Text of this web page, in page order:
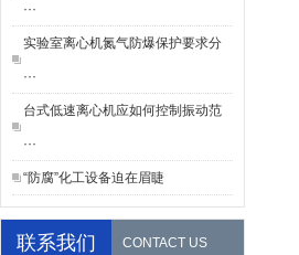
···
实验室离心机氮气防爆保护要求分
···
台式低速离心机应如何控制振动范
···
“防腐”化工设备迫在眉睫
联系我们 CONTACT US